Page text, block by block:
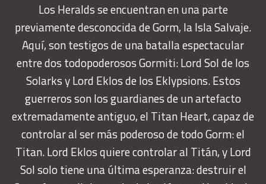
Los Heralds se encuentran en una parte
previamente desconocida de Gorm, la Isla Salvaje.
Aquí, son testigos de una batalla espectacular
entre dos todopoderosos Gormiti: Lord Sol de los
Solarks y Lord Eklos de los Eklypsions. Estos
guerreros son los guardianes de un artefacto
extremadamente antiguo, el Titan Heart, capaz de
controlar al ser más poderoso de todo Gorm: el
Titan. Lord Eklos quiere controlar al Titán, y Lord
Sol solo tiene una última esperanza: destruir el